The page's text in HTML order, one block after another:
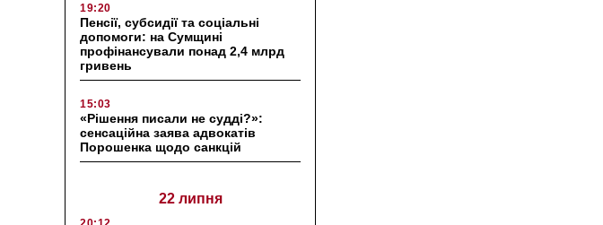
19:20
Пенсії, субсидії та соціальні
допомоги: на Сумщині
профінансували понад 2,4 млрд
гривень
15:03
«Рішення писали не судді?»:
сенсаційна заява адвокатів
Порошенка щодо санкцій
22 липня